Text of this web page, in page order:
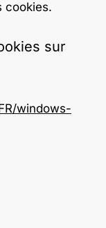
cookies.
sur
windows-